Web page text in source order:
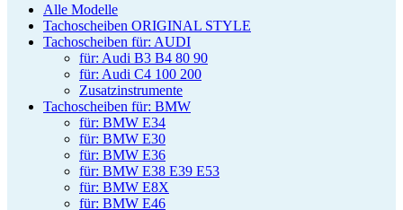
Alle Modelle
Tachoscheiben ORIGINAL STYLE
Tachoscheiben für: AUDI
für: Audi B3 B4 80 90
für: Audi C4 100 200
Zusatzinstrumente
Tachoscheiben für: BMW
für: BMW E34
für: BMW E30
für: BMW E36
für: BMW E38 E39 E53
für: BMW E8X
für: BMW E46